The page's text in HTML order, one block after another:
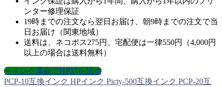
ンター修理保証
19時までの注文なら翌日お届け、朝9時までの注文で当
日お届け（関東地域）
送料は、ネコポス275円、宅配便は一律550円（4,000円
以上の場合は送料無料）
⇒インク革命でHP57を試す
PCP-10互換インク HPインク Picty-500互換インク PCP-20互